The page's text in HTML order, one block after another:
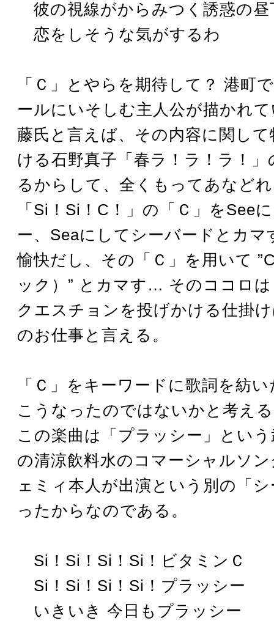
彼の視線がからみつく誘惑の昼
恋をしそうな気がするわ
「Ｃ」とやらを期待して？ 港町
ールにいそしむ主人公が描かれ
藤氏と言えば、その内容に関し
ける石野真子「春ラ！ラ！ラ！
るからして、全くもってあなど
「Si！Si！C！」の「Ｃ」をSee
ー、Seaにしてシーバードとカマ
愉快だし、その「Ｃ」を用いて
ック）” とカマす… そのココロ
クエスチョンを投げかける仕掛
のお仕事と言える。
「Ｃ」をキーワードに歌詞を紡
こうなったのではないかと考え
この楽曲は「プラッシー」とい
の清涼飲料水のコマーシャルソ
ェミィ本人が出演という別の「
ったからなのである。
Si！Si！Si！Si！ビタミンＣ
Si！Si！Si！Si！プラッシー
いきいき 今日もプラッシー